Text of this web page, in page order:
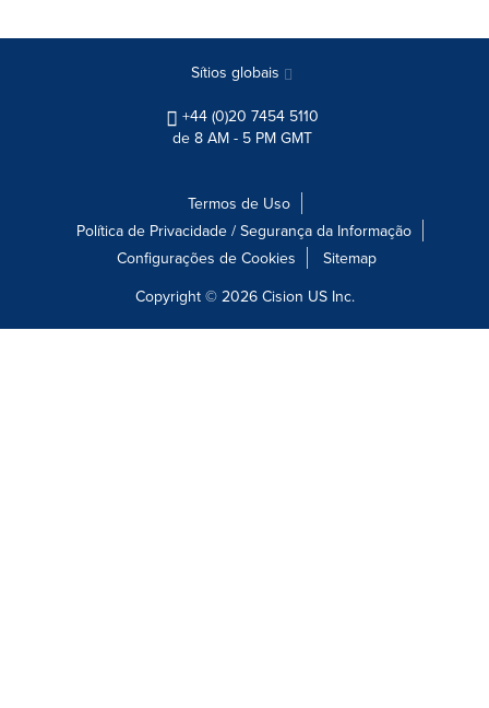
Sítios globais
+44 (0)20 7454 5110
de 8 AM - 5 PM GMT
Termos de Uso
Política de Privacidade / Segurança da Informação
Configurações de Cookies
Sitemap
Copyright © 2026 Cision US Inc.